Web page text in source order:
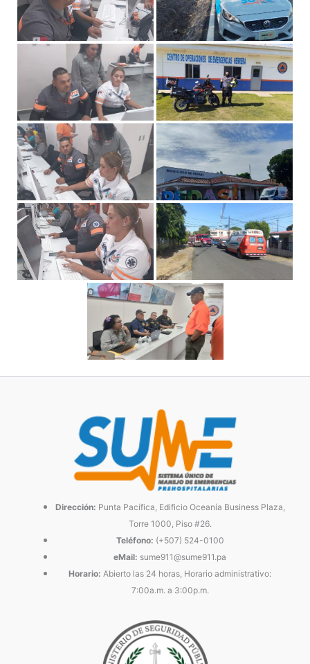
Dirección: Punta Pacífica, Edificio Oceanía Business Plaza,
Torre 1000, Piso #26.
Teléfono: (+507) 524-0100
eMail: sume911@sume911.pa
Horario: Abierto las 24 horas, Horario administrativo:
7:00a.m. a 3:00p.m.